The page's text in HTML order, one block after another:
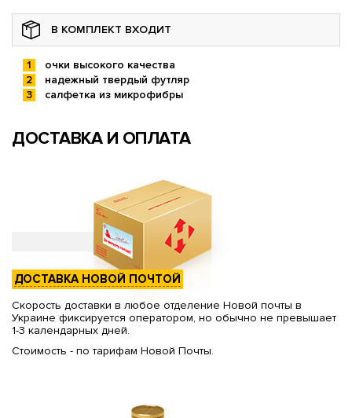
В КОМПЛЕКТ ВХОДИТ
очки высокого качества
надежный твердый футляр
салфетка из микрофибры
ДОСТАВКА И ОПЛАТА
ДОСТАВКА НОВОЙ ПОЧТОЙ
Скорость доставки в любое отделение Новой почты в
Украине фиксируется оператором, но обычно не превышает
1-3 календарных дней.
Стоимость - по тарифам Новой Почты.